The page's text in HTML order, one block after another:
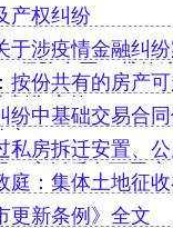
产权纠纷
于涉疫情金融纠
保险合同，贷款
按份共有的房产
割售房款
纷中基础交易合
定
私房拆迁安置、
、离婚后名下无
一个案子讲清楚
庭：集体土地征
更新条例》全文